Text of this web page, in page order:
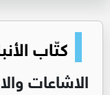
كتّاب
الاشاعات